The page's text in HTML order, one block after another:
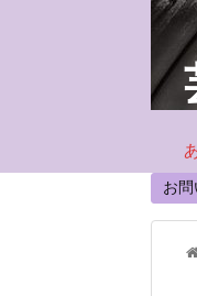
お